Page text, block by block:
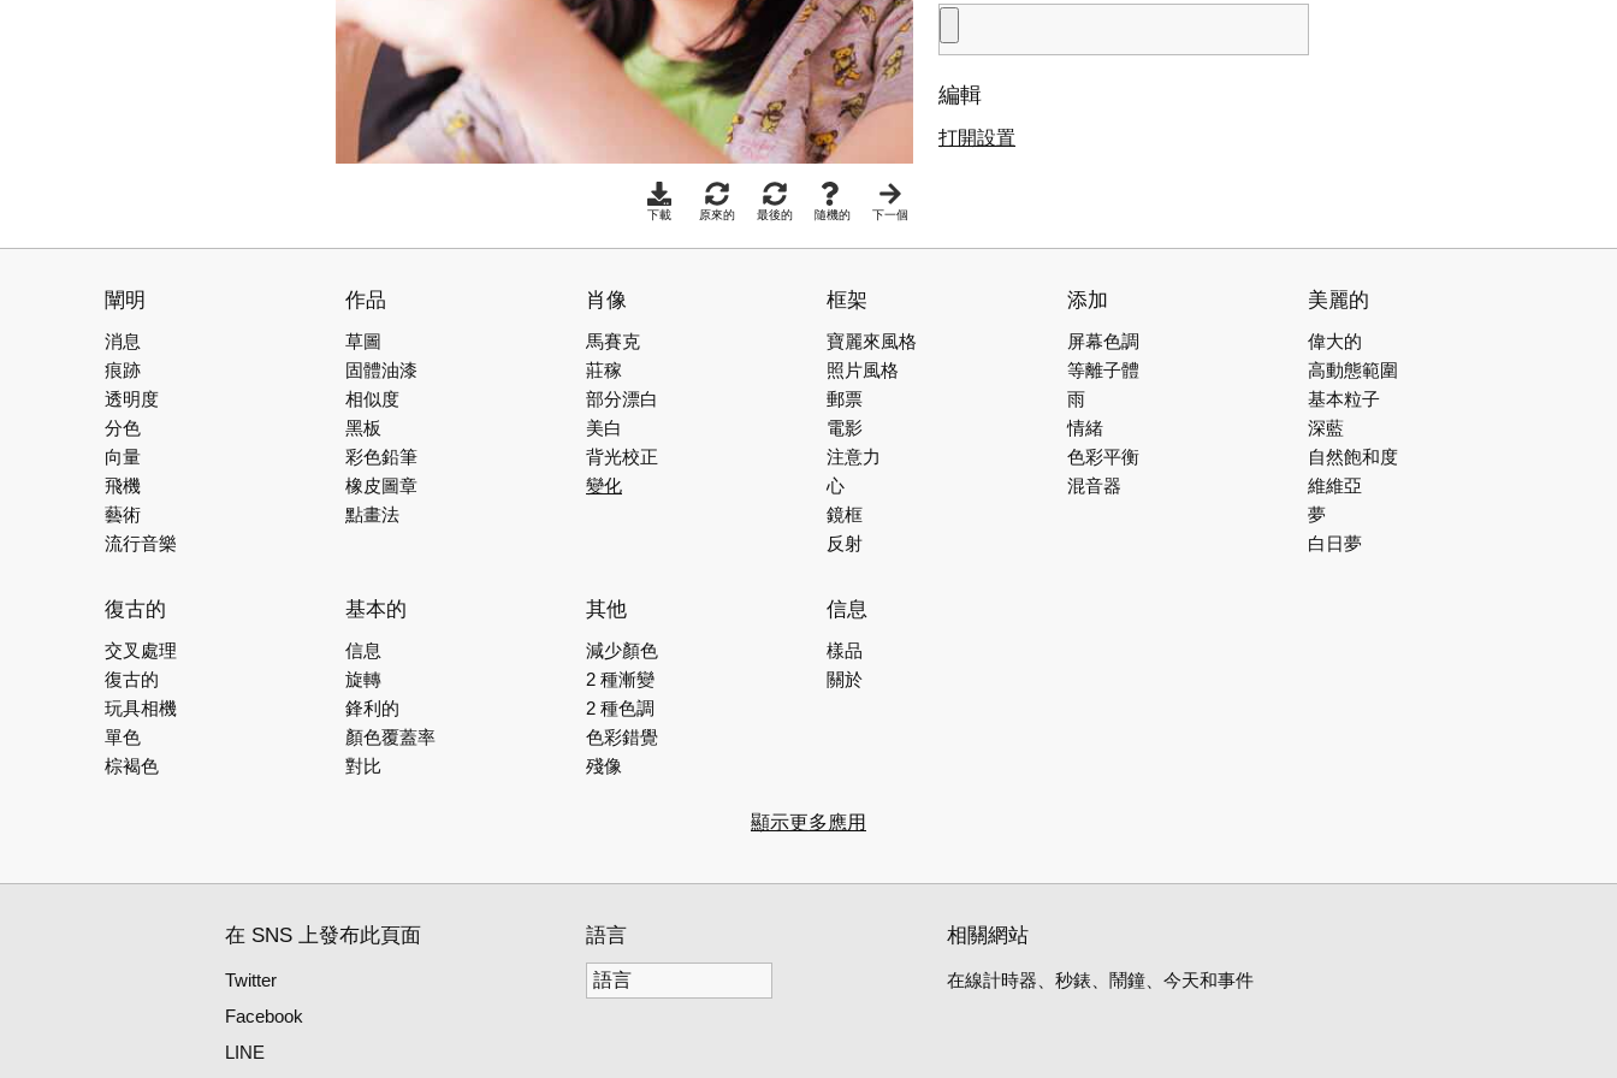
下載 原來的 最後的 隨機的 下一個
編輯
打開設置
闡明
消息
痕跡
透明度
分色
向量
飛機
藝術
流行音樂
作品
草圖
固體油漆
相似度
黑板
彩色鉛筆
橡皮圖章
點畫法
肖像
馬賽克
莊稼
部分漂白
美白
背光校正
變化
框架
寶麗來風格
照片風格
郵票
電影
注意力
心
鏡框
反射
添加
屏幕色調
等離子體
雨
情緒
色彩平衡
混音器
美麗的
偉大的
高動態範圍
基本粒子
深藍
自然飽和度
維維亞
夢
白日夢
復古的
交叉處理
復古的
玩具相機
單色
棕褐色
基本的
信息
旋轉
鋒利的
顏色覆蓋率
對比
其他
減少顏色
2 種漸變
2 種色調
色彩錯覺
殘像
信息
樣品
關於
顯示更多應用
在 SNS 上發布此頁面
Twitter
Facebook
LINE
語言 相關網站
在線計時器、秒錶、鬧鐘、今天和事件